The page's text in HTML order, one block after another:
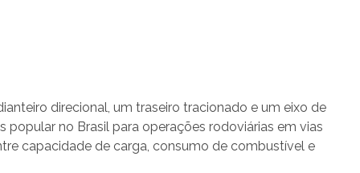
direcional, um traseiro tracionado e um eixo de
popular no Brasil para operações rodoviárias em vias
capacidade de carga, consumo de combustível e